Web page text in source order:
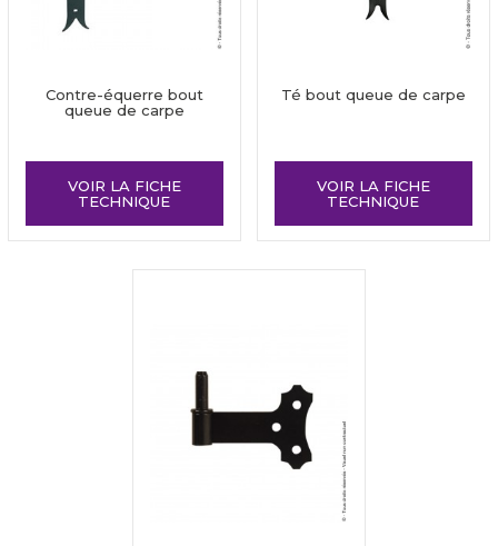
Contre-équerre bout
queue de carpe
VOIR LA FICHE
TECHNIQUE
Té bout queue de carpe
VOIR LA FICHE
TECHNIQUE